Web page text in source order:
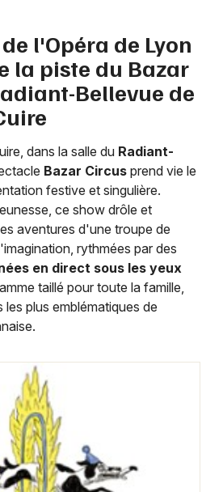
Je m'abonne
l'Opéra de Lyon
la piste du Bazar
Bellevue de
dans la salle du Radiant-
Bazar Circus prend vie le
festive et singulière.
ce show drôle et
aventures d'une troupe de
rythmées par des
en direct sous les yeux
taillé pour toute la famille,
plus emblématiques de